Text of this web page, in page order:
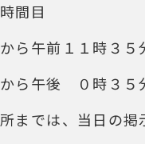
間目
ら午前１１時３
から午後 ０時３５
までは、当日の掲